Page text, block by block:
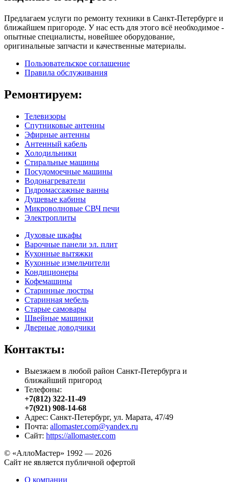
Предлагаем услуги по ремонту техники в Санкт-Петербурге и
ближайшем пригороде. У нас есть для этого всё необходимое -
опытные специалисты, новейшее оборудование,
оригинальные запчасти и качественные материалы.
Пользовательское соглашение
Правила обслуживания
Ремонтируем:
Телевизоры
Спутниковые антенны
Эфирные антенны
Антенный кабель
Холодильники
Стиральные машины
Посудомоечные машины
Водонагреватели
Гидромассажные ванны
Душевые кабины
Микроволновые СВЧ печи
Электроплиты
Духовые шкафы
Варочные панели эл. плит
Кухонные вытяжки
Кухонные измельчители
Кондиционеры
Кофемашины
Старинные люстры
Старинная мебель
Старые самовары
Швейные машинки
Дверные доводчики
Контакты:
Выезжаем в любой район Санкт-Петербурга и
ближайший пригород
Телефоны:
+7(812) 322-11-49
+7(921) 908-14-68
Адрес: Санкт-Петербург, ул. Марата, 47/49
Почта: allomaster.com@yandex.ru
Сайт: https://allomaster.com
© «АллоМастер» 1992 — 2026
Сайт не является публичной офертой
О компании